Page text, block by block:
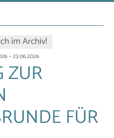
im Archiv!
– 23.06.2026
ZUR
FÜR